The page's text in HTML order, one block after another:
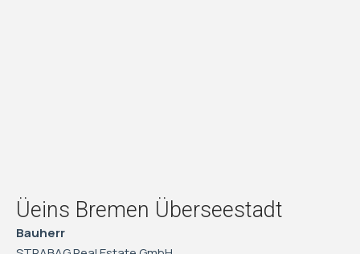
Üeins Bremen Überseestadt
Bauherr